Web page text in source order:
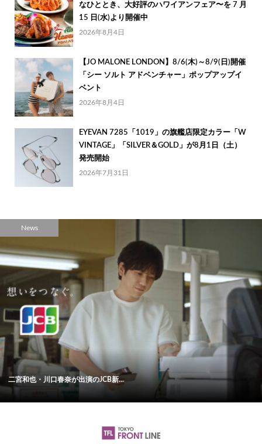
なひととき、大好評のハワイアンフェア〜を 7 月
15 日(水)より開催中
2026年8月4日
【JO MALONE LONDON】8/6(木)～8/9(日)開催
「シー ソルト アドベンチャー」ポップアップイ
ベント
2026年8月4日
EYEVAN 7285「1019」の旗艦店限定カラー「W
VINTAGE」「SILVER＆GOLD」が8月1日（土）
発売開始
2026年7月31日
News
二宮和也・川口春奈が出演のJCB新...